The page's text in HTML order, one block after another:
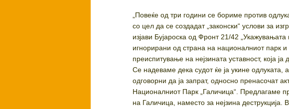
„Повеќе од три години се бориме против
со цел да се создадат „законски“ услови за
изјави Бујароска од Фронт 21/42
игнорирани од страна на националниот парк
преиспитување на нејзината уставност, која
Се надеваме дека судот ќе ја укине
одговорни да ја запрат, односно пренасочат
Националниот Парк „Галичица“. Предлагаме
на Галичица, наместо за нејзина